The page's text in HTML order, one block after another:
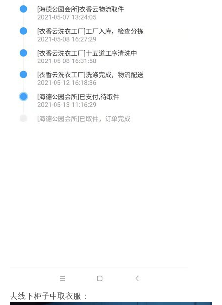
去线下柜子中取衣服：